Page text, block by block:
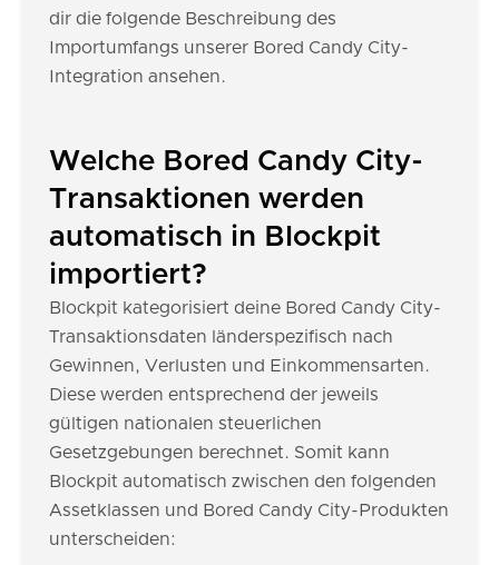
dir die folgende Beschreibung des
Importumfangs unserer Bored Candy City-
Integration ansehen.
Welche Bored Candy City-
Transaktionen werden
automatisch in Blockpit
importiert?
Blockpit kategorisiert deine Bored Candy City-
Transaktionsdaten länderspezifisch nach
Gewinnen, Verlusten und Einkommensarten.
Diese werden entsprechend der jeweils
gültigen nationalen steuerlichen
Gesetzgebungen berechnet. Somit kann
Blockpit automatisch zwischen den folgenden
Assetklassen und Bored Candy City-Produkten
unterscheiden: